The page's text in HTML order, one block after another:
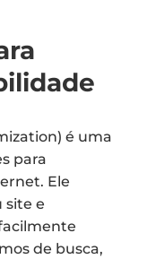
é uma
para
Ele
site e
de busca,